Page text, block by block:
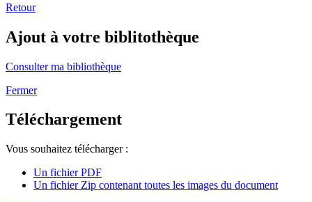
Retour
Ajout à votre biblitothèque
Consulter ma bibliothèque
Fermer
Téléchargement
Vous souhaitez télécharger :
Un fichier PDF
Un fichier Zip contenant toutes les images du document